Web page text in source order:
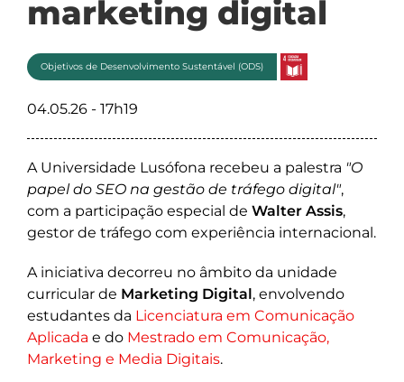
marketing digital
Objetivos de Desenvolvimento Sustentável (ODS)
04.05.26 - 17h19
A Universidade Lusófona recebeu a palestra "O
papel do SEO na gestão de tráfego digital",
com a participação especial de Walter Assis,
gestor de tráfego com experiência internacional.
A iniciativa decorreu no âmbito da unidade
curricular de Marketing Digital, envolvendo
estudantes da Licenciatura em Comunicação
Aplicada e do Mestrado em Comunicação,
Marketing e Media Digitais.